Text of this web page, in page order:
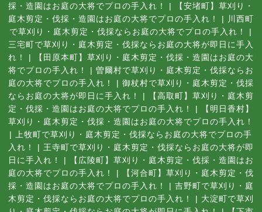
採・造園はお庭の大将でプロの手入れ！
|
【安堵町】草刈り・
庭木剪定・伐採・造園はお庭の大将でプロの手入れ！
|
川西町
で草刈り・庭木剪定・伐採ならお庭の大将でプロの手入れ！
|
三宅町で草刈り・庭木剪定・伐採ならお庭の大将が即日に手入
れ！
|
【田原本町】草刈り・庭木剪定・伐採・造園はお庭の大
将でプロの手入れ！
| 曽爾村で草刈り・庭木剪定・伐採ならお
庭の大将でプロの手入れ！
| 御杖村で草刈り・庭木剪定・伐採
ならお庭の大将が即日に手入れ！
|
【高取町】草刈り・庭木剪
定・伐採・造園はお庭の大将でプロの手入れ！
|
【明日香村】
草刈り・庭木剪定・伐採・造園はお庭の大将でプロの手入れ！
|
上牧町で草刈り・庭木剪定・伐採ならお庭の大将でプロの手
入れ！
| 王寺町で草刈り・庭木剪定・伐採ならお庭の大将が即
日に手入れ！
|
【広陵町】草刈り・庭木剪定・伐採・造園はお
庭の大将でプロの手入れ！
|
【河合町】草刈り・庭木剪定・伐
採・造園はお庭の大将でプロの手入れ！
| 吉野町で草刈り・庭
木剪定・伐採ならお庭の大将でプロの手入れ！
| 大淀町で草刈